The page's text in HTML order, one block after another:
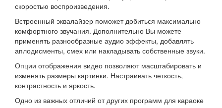
скоростью воспроизведения.
Встроенный эквалайзер поможет добиться максимально
комфортного звучания. Дополнительно Вы можете
применять разнообразные аудио эффекты, добавлять
аплодисменты, смех или накладывать собственные звуки.
Опции отображения видео позволяют масштабировать и
изменять размеры картинки. Настраивать четкость,
контрастность и яркость.
Одно из важных отличий от других программ для караоке